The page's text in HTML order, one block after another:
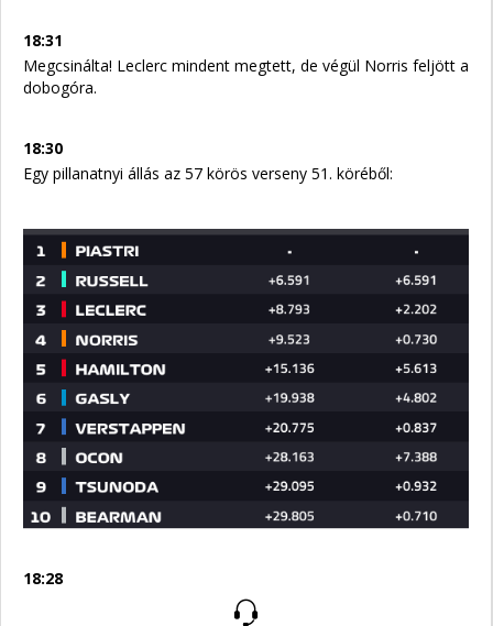
18:31
Megcsinálta! Leclerc mindent megtett, de végül Norris feljött a
dobogóra.
18:30
Egy pillanatnyi állás az 57 körös verseny 51. köréből:
18:28